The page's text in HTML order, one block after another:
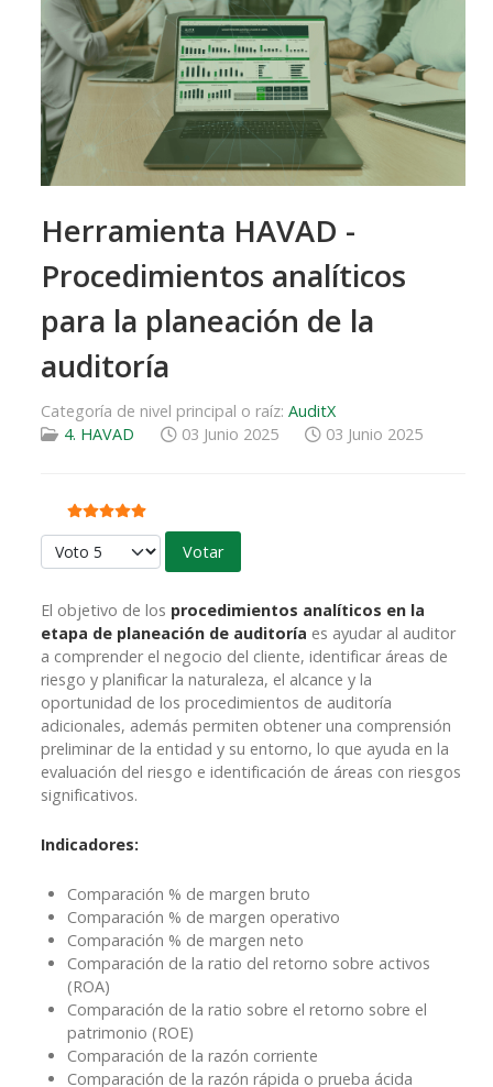
Herramienta HAVAD -
Procedimientos analíticos
para la planeación de la
auditoría
Categoría de nivel principal o raíz: AuditX
4. HAVAD
03 Junio 2025 03 Junio 2025
Ratio:5/5
Por favor, vote
El objetivo de los procedimientos analíticos en la
etapa de planeación de auditoría es ayudar al auditor
a comprender el negocio del cliente, identificar áreas de
riesgo y planificar la naturaleza, el alcance y la
oportunidad de los procedimientos de auditoría
adicionales, además permiten obtener una comprensión
preliminar de la entidad y su entorno, lo que ayuda en la
evaluación del riesgo e identificación de áreas con riesgos
significativos.
Indicadores:
Comparación % de margen bruto
Comparación % de margen operativo
Comparación % de margen neto
Comparación de la ratio del retorno sobre activos
(ROA)
Comparación de la ratio sobre el retorno sobre el
patrimonio (ROE)
Comparación de la razón corriente
Comparación de la razón rápida o prueba ácida